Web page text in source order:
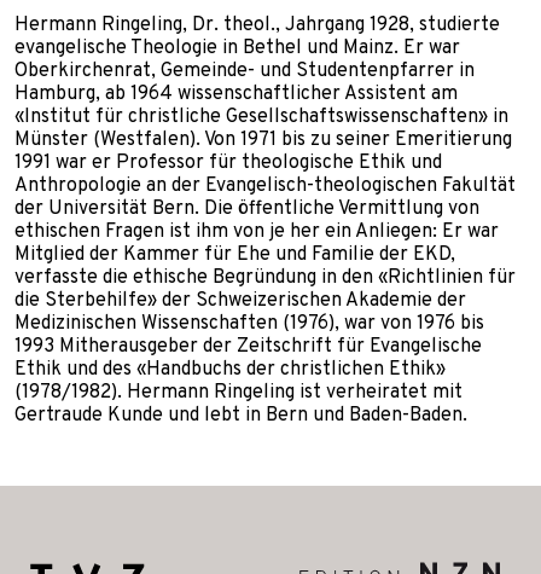
Hermann Ringeling, Dr. theol., Jahrgang 1928, studierte
evangelische Theologie in Bethel und Mainz. Er war
Oberkirchenrat, Gemeinde- und Studentenpfarrer in
Hamburg, ab 1964 wissenschaftlicher Assistent am
«Institut für christliche Gesellschaftswissenschaften» in
Münster (Westfalen). Von 1971 bis zu seiner Emeritierung
1991 war er Professor für theologische Ethik und
Anthropologie an der Evangelisch-theologischen Fakultät
der Universität Bern. Die öffentliche Vermittlung von
ethischen Fragen ist ihm von je her ein Anliegen: Er war
Mitglied der Kammer für Ehe und Familie der EKD,
verfasste die ethische Begründung in den «Richtlinien für
die Sterbehilfe» der Schweizerischen Akademie der
Medizinischen Wissenschaften (1976), war von 1976 bis
1993 Mitherausgeber der Zeitschrift für Evangelische
Ethik und des «Handbuchs der christlichen Ethik»
(1978/1982). Hermann Ringeling ist verheiratet mit
Gertraude Kunde und lebt in Bern und Baden-Baden.